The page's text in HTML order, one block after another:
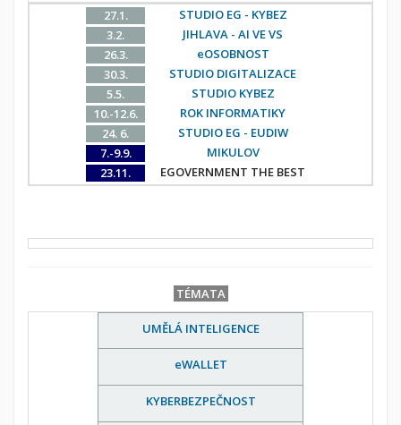
27.1.
STUDIO EG - KYBEZ
3.2.
JIHLAVA - AI VE VS
26.3.
eOSOBNOST
30.3.
STUDIO DIGITALIZACE
5.5.
STUDIO KYBEZ
10.-12.6.
ROK INFORMATIKY
24. 6.
STUDIO EG - EUDIW
7.-9.9.
MIKULOV
23.11.
EGOVERNMENT THE BEST
TÉMATA
UMĚLÁ INTELIGENCE
eWALLET
KYBERBEZPEČNOST